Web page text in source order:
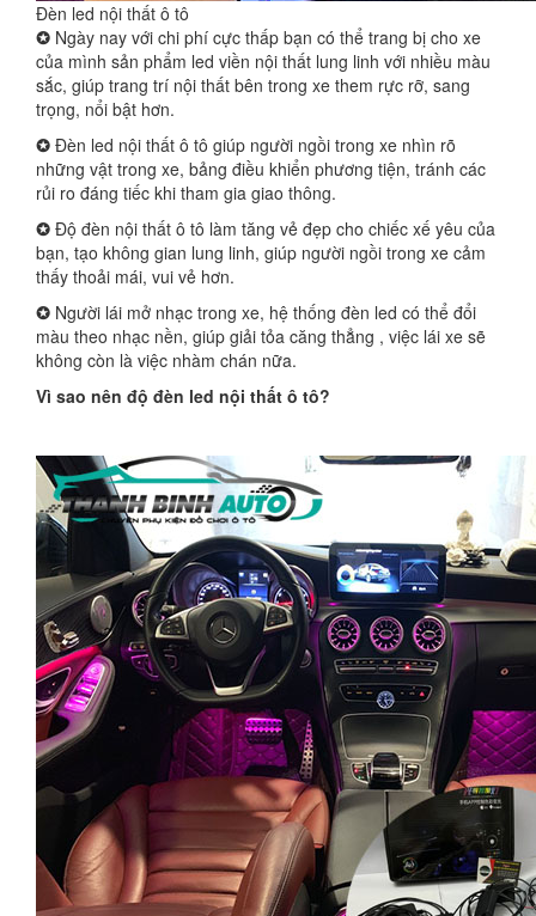
Đèn led nội thất ô tô
✪ Ngày nay với chi phí cực thấp bạn có thể trang bị cho xe
của mình sản phẩm led viền nội thất lung linh với nhiều màu
sắc, giúp trang trí nội thất bên trong xe them rực rỡ, sang
trọng, nổi bật hơn.
✪ Đèn led nội thất ô tô giúp người ngồi trong xe nhìn rõ
những vật trong xe, bảng điều khiển phương tiện, tránh các
rủi ro đáng tiếc khi tham gia giao thông.
✪ Độ đèn nội thất ô tô làm tăng vẻ đẹp cho chiếc xế yêu của
bạn, tạo không gian lung linh, giúp người ngồi trong xe cảm
thấy thoải mái, vui vẻ hơn.
✪ Người lái mở nhạc trong xe, hệ thống đèn led có thể đổi
màu theo nhạc nền, giúp giải tỏa căng thẳng , việc lái xe sẽ
không còn là việc nhàm chán nữa.
Vì sao nên độ đèn led nội thất ô tô?